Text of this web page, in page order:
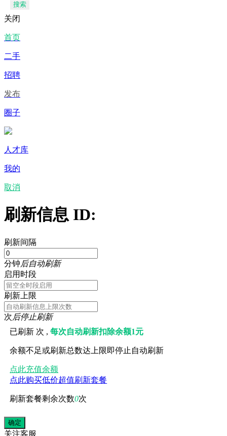
搜索
关闭
首页
二手
招聘
发布
圈子
人才库
我的
取消
刷新信息 ID:
刷新间隔
分钟后自动刷新
启用时段
刷新上限
次后停止刷新
已刷新 次 ,每次自动刷新扣除余额1元
余额不足或刷新总数达上限即停止自动刷新
点此充值余额
点此购买低价超值刷新套餐
刷新套餐剩余次数0次
关注客服